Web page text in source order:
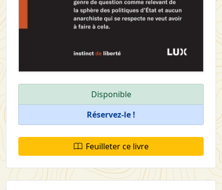
Disponible
Réservez-le !
Feuilleter ce livre